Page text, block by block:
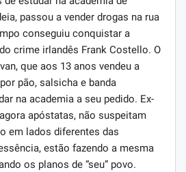
passou a vender drogas na rua
conseguiu conquistar a
crime irlandês Frank Costello. O
que aos 13 anos vendeu a
pão, salsicha e banda
na academia a seu pedido. Ex-
apóstatas, não suspeitam
em lados diferentes das
estão fazendo a mesma
os planos de “seu” povo.